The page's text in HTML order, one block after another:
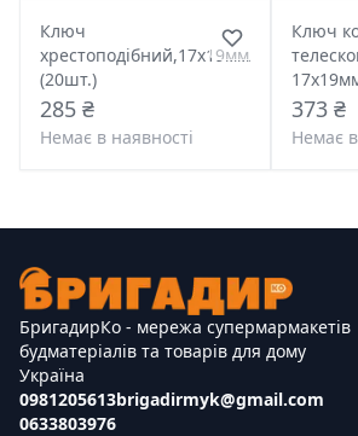
Ключ
хрестоподібний,17x19мм/21мм/1/2"
(20шт.)
285 ₴
Немає в наявності
Ключ
373 ₴
Немає
БригадирКо - мережа супермармакетів
будматеріалів та товарів для дому
Україна
0981205613
0633803976
brigadirmyk@gmail.com